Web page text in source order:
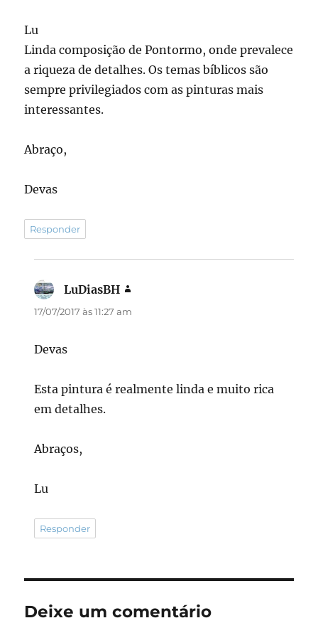
Lu
Linda composição de Pontormo, onde prevalece
a riqueza de detalhes. Os temas bíblicos são
sempre privilegiados com as pinturas mais
interessantes.
Abraço,
Devas
Responder
LuDiasBH
17/07/2017 às 11:27 am
Devas
Esta pintura é realmente linda e muito rica
em detalhes.
Abraços,
Lu
Responder
Deixe um comentário